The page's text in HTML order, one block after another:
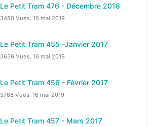
Le Petit Tram 476 - Décembre 2018
3480 Vues. 16 mai 2019
Le Petit Tram 455 -Janvier 2017
3636 Vues. 16 mai 2019
Le Petit Tram 456 - Février 2017
3768 Vues. 16 mai 2019
Le Petit Tram 457 - Mars 2017